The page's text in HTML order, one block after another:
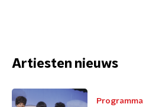
Artiesten nieuws
Programma